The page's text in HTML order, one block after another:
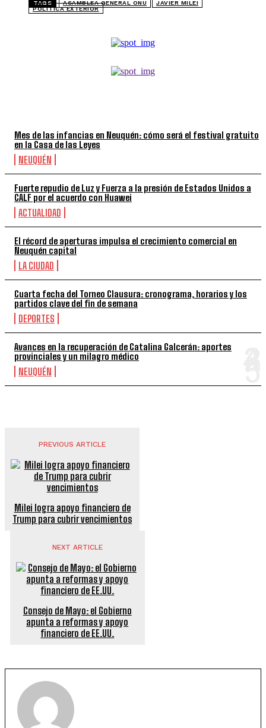
Mes de las infancias en Neuquén: cómo será el festival gratuito
en la Casa de las Leyes
NEUQUÉN
Fuerte repudio de Luz y Fuerza a la presión de Estados Unidos a
CALF por el acuerdo con Huawei
ACTUALIDAD
El récord de aperturas impulsa el crecimiento comercial en
Neuquén capital
LA CIUDAD
Cuarta fecha del Torneo Clausura: cronograma, horarios y los
partidos clave del fin de semana
DEPORTES
Avances en la recuperación de Catalina Galcerán: aportes
provinciales y un milagro médico
NEUQUÉN
TAGS ASAMBLEA GENERAL ONU
JAVIER MILEI
POLÍTICA EXTERIOR
PREVIOUS ARTICLE
Milei logra apoyo financiero de
Trump para cubrir vencimientos
NEXT ARTICLE
Consejo de Mayo: el Gobierno
apunta a reformas y apoyo
financiero de EE.UU.